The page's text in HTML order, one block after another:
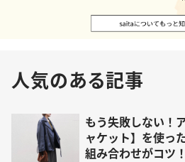
人気のある記事
もう失敗しない！
ャケット】を使っ
組み合わせがコツ！